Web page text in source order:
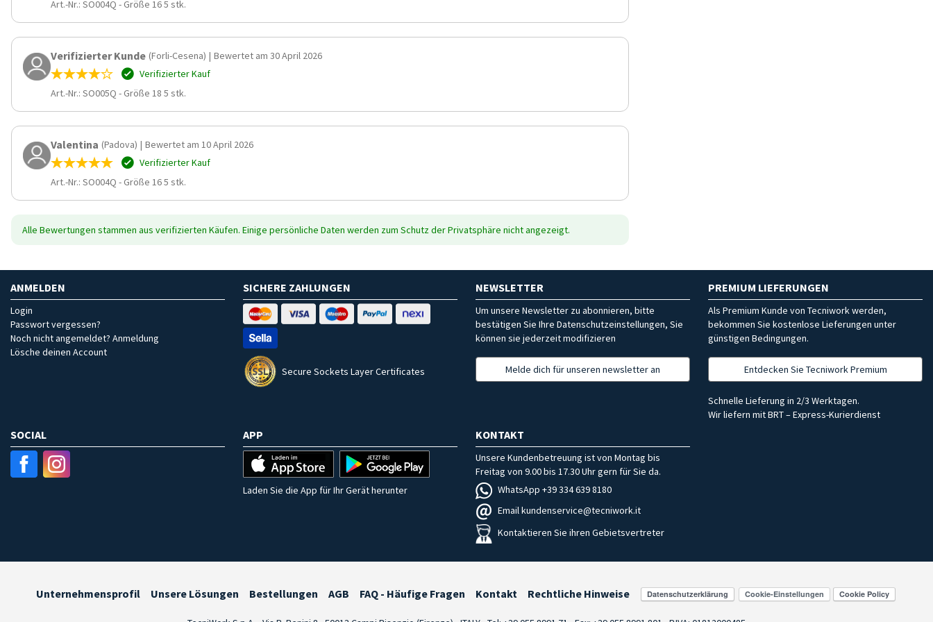
Art.-Nr.: SO004Q - Größe 16 5 stk.
Verifizierter Kunde (Forli-Cesena) | Bewertet am 30 April 2026
Verifizierter Kauf
Art.-Nr.: SO005Q - Größe 18 5 stk.
Valentina (Padova) | Bewertet am 10 April 2026
Verifizierter Kauf
Art.-Nr.: SO004Q - Größe 16 5 stk.
Alle Bewertungen stammen aus verifizierten Käufen. Einige persönliche Daten werden zum Schutz der Privatsphäre nicht angezeigt.
ANMELDEN
Login
Passwort vergessen?
Noch nicht angemeldet? Anmeldung
Lösche deinen Account
SICHERE ZAHLUNGEN
Secure Sockets Layer Certificates
NEWSLETTER
Um unsere Newsletter zu abonnieren, bitte
bestätigen Sie Ihre Datenschutzeinstellungen, Sie
können sie jederzeit modifizieren
Melde dich für unseren newsletter an
PREMIUM LIEFERUNGEN
Als Premium Kunde von Tecniwork werden,
bekommen Sie kostenlose Lieferungen unter
günstigen Bedingungen.
Entdecken Sie Tecniwork Premium
Schnelle Lieferung in 2/3 Werktagen.
Wir liefern mit BRT – Express-Kurierdienst
SOCIAL APP
Laden Sie die App für Ihr Gerät herunter
KONTAKT
Unsere Kundenbetreuung ist von Montag bis
Freitag von 9.00 bis 17.30 Uhr gern für Sie da.
WhatsApp +39 334 639 8180
Email kundenservice@tecniwork.it
Kontaktieren Sie ihren Gebietsvertreter
Unternehmensprofil Unsere Lösungen Bestellungen AGB FAQ - Häufige Fragen Kontakt Rechtliche Hinweise Cookie-Einstellungen